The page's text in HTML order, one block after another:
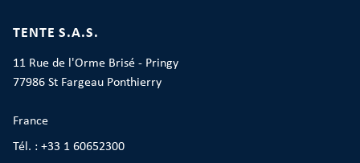
TENTE S.A.S.
11 Rue de l'Orme Brisé - Pringy
77986 St Fargeau Ponthierry
France
Tél. : +33 1 60652300